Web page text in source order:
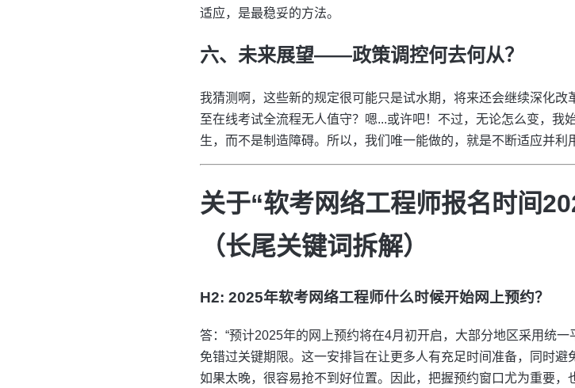
适应，是最稳妥的方法。
六、未来展望——政策调控何去何从？
我猜测啊，这些新的规定很可能只是试水期，将来还会继续深化改
至在线考试全流程无人值守？嗯...或许吧！不过，无论怎么变，我
生，而不是制造障碍。所以，我们唯一能做的，就是不断适应并利
关于“软考网络工程师报名时间
（长尾关键词拆解）
H2: 2025年软考网络工程师什么时候开始网上预约？
答：“预计2025年的网上预约将在4月初开启，大部分地区采用统
免错过关键期限。这一安排旨在让更多人有充足时间准备，同时避
如果太晚，很容易抢不到好位置。因此，把握预约窗口尤为重要，